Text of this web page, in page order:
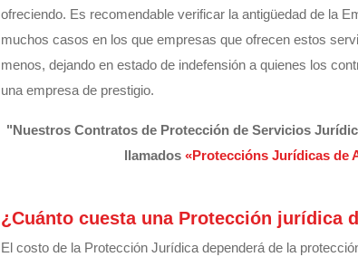
ofreciendo. Es recomendable verificar la antigüedad de la
muchos casos en los que empresas que ofrecen estos
menos, dejando en estado de indefensión a quienes los
una empresa de prestigio.
"Nuestros Contratos de Protección de Servicios
llamados «Proteccións Jurídicas de
¿Cuánto cuesta una Protección jurídica
El costo de la Protección Jurídica dependerá de la